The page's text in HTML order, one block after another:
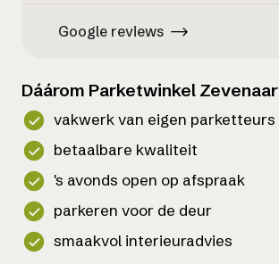
Google reviews
Dáárom Parketwinkel Zevenaar
vakwerk van eigen parketteurs
betaalbare kwaliteit
's avonds open op afspraak
parkeren voor de deur
smaakvol interieuradvies